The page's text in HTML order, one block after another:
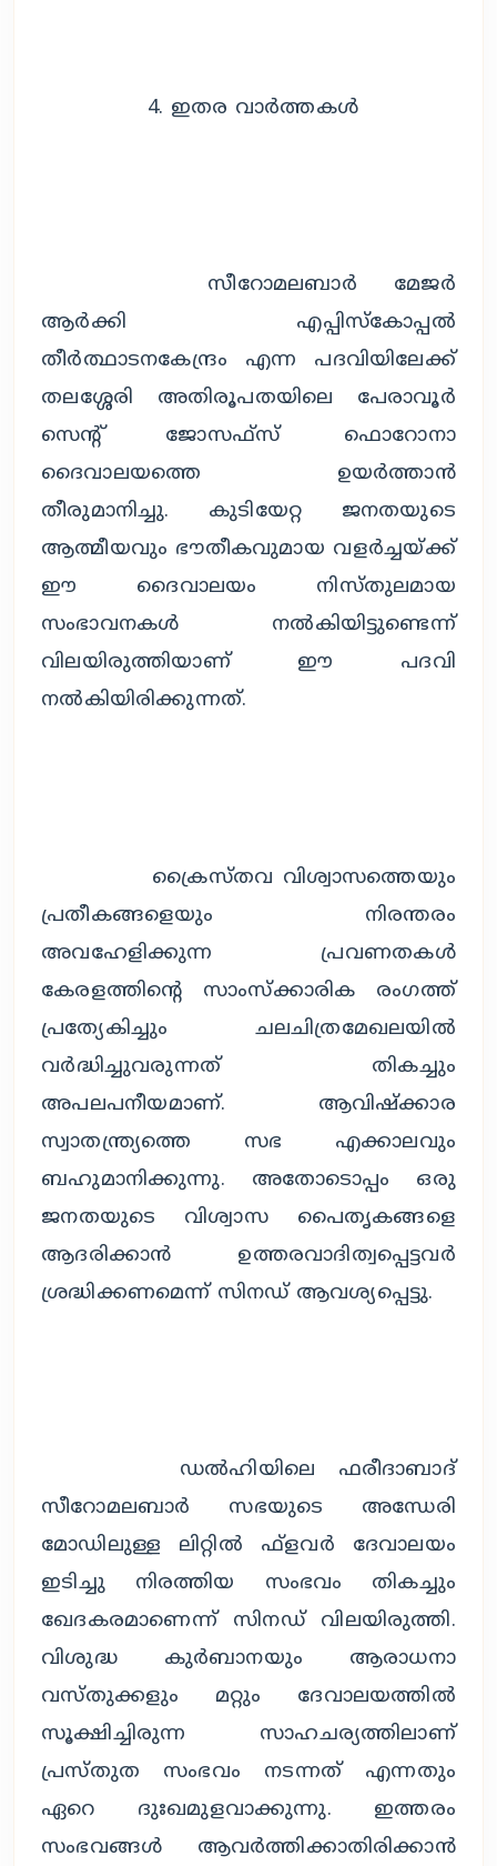
		4. ഇതര വാർത്തകൾ
ആർക്കി എപ്പിസ്കോപ്പൽ
തീർത്ഥാടനകേന്ദ്രം എന്ന പദവിയിലേക്ക്
തലശ്ശേരി അതിരൂപതയിലെ പേരാവൂർ
സെന്റ് ജോസഫ്സ് ഫൊറോനാ
ദൈവാലയത്തെ ഉയർത്താൻ
തീരുമാനിച്ചു. കുടിയേറ്റ ജനതയുടെ
ആത്മീയവും ഭൗതീകവുമായ വളർച്ചയ്ക്ക്
ഈ ദൈവാലയം നിസ്തുലമായ
സംഭാവനകൾ നൽകിയിട്ടുണ്ടെന്ന്
വിലയിരുത്തിയാണ് ഈ പദവി
നൽകിയിരിക്കുന്നത്.
പ്രതീകങ്ങളെയും നിരന്തരം
അവഹേളിക്കുന്ന പ്രവണതകൾ
കേരളത്തിന്റെ സാംസ്ക്കാരിക രം​ഗത്ത്
പ്രത്യേകിച്ചും ചലചിത്രമേഖലയിൽ
വർദ്ധിച്ചുവരുന്നത് തികച്ചും
അപലപനീയമാണ്. ആവിഷ്ക്കാര
സ്വാതന്ത്ര്യത്തെ സഭ എക്കാലവും
ബഹുമാനിക്കുന്നു. അതോടൊപ്പം ഒരു
ജനതയുടെ വിശ്വാസ പൈതൃകങ്ങളെ
ആദരിക്കാൻ ഉത്തരവാദിത്വപ്പെട്ടവർ
ശ്രദ്ധിക്കണമെന്ന് സിനഡ് ആവശ്യപ്പെട്ടു.
സീറോമലബാർ സഭയുടെ അന്ധേരി
മോഡിലുള്ള ലിറ്റിൽ ഫ്ളവർ ദേവാലയം
ഇടിച്ചു നിരത്തിയ സംഭവം തികച്ചും
ഖേദകരമാണെന്ന് സിനഡ് വിലയിരുത്തി.
വിശുദ്ധ കുർബാനയും ആരാധനാ
വസ്തുക്കളും മറ്റും ദേവാലയത്തിൽ
സൂക്ഷിച്ചിരുന്ന സാഹചര്യത്തിലാണ്
പ്രസ്തുത സംഭവം നടന്നത് എന്നതും
ഏറെ ദുഃഖമുളവാക്കുന്നു. ഇത്തരം
സംഭവങ്ങൾ ആവർത്തിക്കാതിരിക്കാൻ